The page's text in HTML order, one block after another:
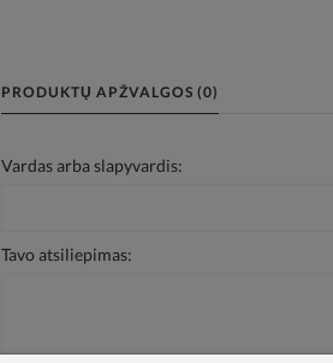
PRODUKTŲ APŽVALGOS (0)
Vardas arba slapyvardis:
Tavo atsiliepimas: